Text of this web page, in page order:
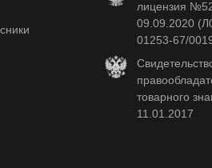
лицензия
09.09.2020
01253-67/
товарного
11.01.2017